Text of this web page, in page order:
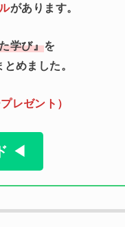
があります。
学び』を
めました。
レゼント）
◀